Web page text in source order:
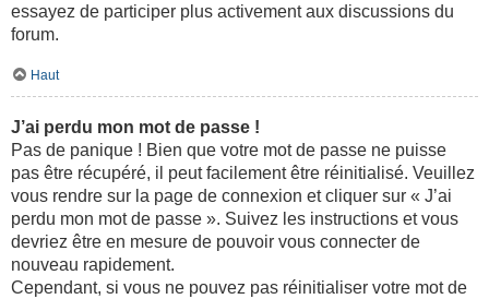
essayez de participer plus activement aux discussions du
forum.
Haut
J’ai perdu mon mot de passe !
Pas de panique ! Bien que votre mot de passe ne puisse
pas être récupéré, il peut facilement être réinitialisé. Veuillez
vous rendre sur la page de connexion et cliquer sur « J’ai
perdu mon mot de passe ». Suivez les instructions et vous
devriez être en mesure de pouvoir vous connecter de
nouveau rapidement.
Cependant, si vous ne pouvez pas réinitialiser votre mot de